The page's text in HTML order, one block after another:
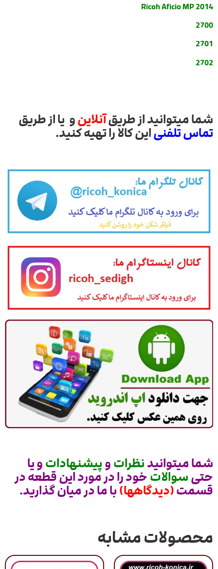
Ricoh Aficio MP 2014
2700
2701
2702
شما میتوانید از طریقآنلاینو یا از طریق
تماس تلفنیاین کالا را تهیه کنید.
شما میتوانیدنظراتوپیشنهاداتو یا
حتیسوالاتخود را در مورد این قطعه در
قسمت(دیدگاهها)با ما در میان گذارید.
محصولات مشابه